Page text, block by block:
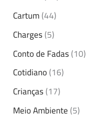
Cartum(44)
Charges(5)
Conto de Fadas(10)
Cotidiano(16)
Crianças(17)
Meio Ambiente(5)